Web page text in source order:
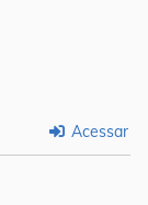
Acessar